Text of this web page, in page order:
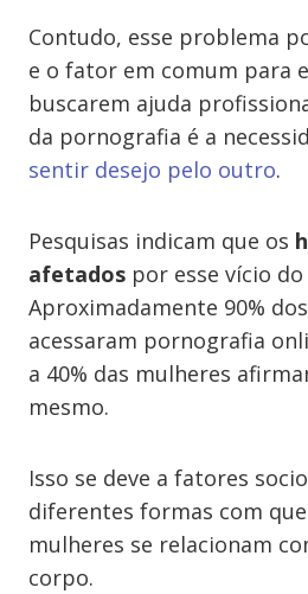
Contudo, esse problema
e o fator em comum para
buscarem ajuda
da pornografia é a
sentir desejo pelo outro.
Pesquisas indicam que os
afetados por esse vício
Aproximadamente 90%
acessaram pornografia
a 40% das mulheres
mesmo.
Isso se deve a fatores
diferentes formas com
mulheres se relacionam
corpo.